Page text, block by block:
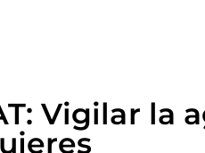
Vigilar la